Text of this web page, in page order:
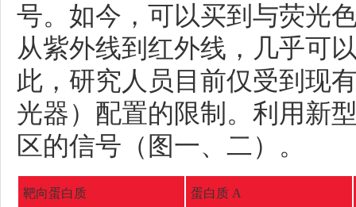
号。如今，可以买到与荧光
从紫外线到红外线，几乎可
此，研究人员目前仅受到现
光器）配置的限制。利用新
区的信号（图一、二）。
靶向蛋白质 蛋白质 A